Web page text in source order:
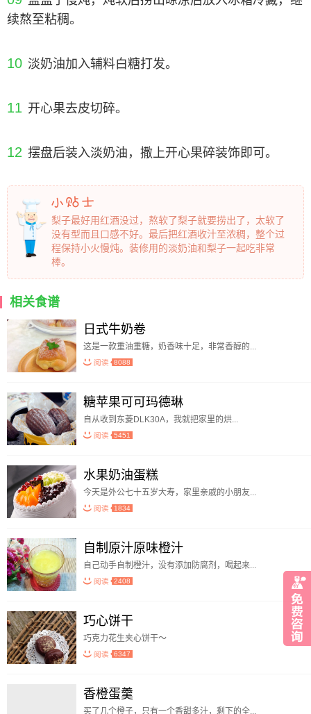
续熬至粘稠。
10 淡奶油加入辅料白糖打发。
11 开心果去皮切碎。
12 摆盘后装入淡奶油，撒上开心果碎装饰即可。
梨子最好用红酒没过，熬软了梨子就要捞出了，太软了
没有型而且口感不好。最后把红酒收汁至浓稠，整个过
程保持小火慢炖。装修用的淡奶油和梨子一起吃非常
棒。
相关食谱
日式牛奶卷
这是一款重油重糖，奶香味十足，非常香醇的...
8088
糖苹果可可玛德琳
自从收到东菱DLK30A，我就把家里的烘...
5451
水果奶油蛋糕
今天是外公七十五岁大寿，家里亲戚的小朋友...
1834
自制原汁原味橙汁
自己动手自制橙汁，没有添加防腐剂，喝起来...
2408
巧心饼干
巧克力花生夹心饼干～
6347
香橙蛋羹
买了几个橙子，只有一个香甜多汁，剩下的全...